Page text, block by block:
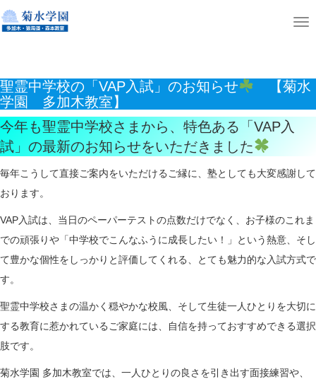
T
g
g
a
t
o
n
ホーム ニュース
聖霊中学校の「VAP入試」のお知らせ
聖霊中学校の「VAP入試」のお知らせ
【菊水
学園 多加木教室】
今年も聖霊中学校さまから、特色ある「VAP入
試」の最新のお知らせをいただきました
毎年こうして直接ご案内をいただけるご縁に、塾としても大変感謝して
おります。
VAP入試は、当日のペーパーテストの点数だけでなく、お子様のこれま
での頑張りや「中学校でこんなふうに成長したい！」という熱意、そし
て豊かな個性をしっかりと評価してくれる、とても魅力的な入試方式で
す。
聖霊中学校さまの温かく穏やかな校風、そして生徒一人ひとりを大切に
する教育に惹かれているご家庭には、自信を持っておすすめできる選択
肢です。
菊水学園 多加木教室では、一人ひとりの良さを引き出す面接練習や、